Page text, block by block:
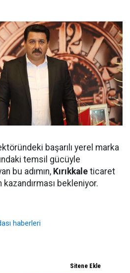
başarılı yerel marka
temsil gücüyle
bu adımın, Kırıkkale ticaret
kazandırması bekleniyor.
haberleri